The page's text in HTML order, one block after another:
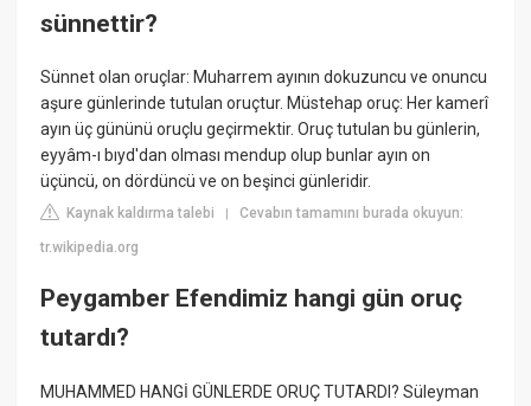
sünnettir?
Sünnet olan oruçlar: Muharrem ayının dokuzuncu ve onuncu
aşure günlerinde tutulan oruçtur. Müstehap oruç: Her kamerî
ayın üç gününü oruçlu geçirmektir. Oruç tutulan bu günlerin,
eyyâm-ı bıyd'dan olması mendup olup bunlar ayın on
üçüncü, on dördüncü ve on beşinci günleridir.
Kaynak kaldırma talebi |Cevabın tamamını burada okuyun:
tr.wikipedia.org
Peygamber Efendimiz hangi gün oruç
tutardı?
MUHAMMED HANGİ GÜNLERDE ORUÇ TUTARDI? Süleyman